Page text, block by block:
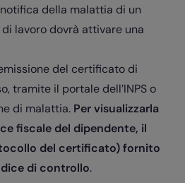
della malattia di un
lavoro dovrà attivare una
del certificato di
tramite il portale dell’INPS o
di malattia. Per visualizzarla
fiscale del dipendente, il
del certificato) fornito
di controllo.